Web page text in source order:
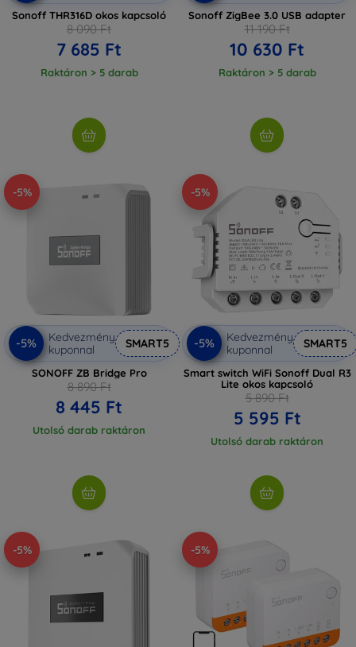
Sonoff THR316D okos kapcsoló
8 090 Ft
7 685 Ft
Raktáron > 5 darab
Sonoff ZigBee 3.0 USB adapter
11 190 Ft
10 630 Ft
Raktáron > 5 darab
-5%
-5%
Kedvezmény
kuponnal
SMART5
SONOFF ZB Bridge Pro
8 890 Ft
8 445 Ft
Utolsó darab raktáron
-5%
-5%
Kedvezmény
kuponnal
SMART5
Smart switch WiFi Sonoff Dual R3
Lite okos kapcsoló
5 890 Ft
5 595 Ft
Utolsó darab raktáron
-5% -5%